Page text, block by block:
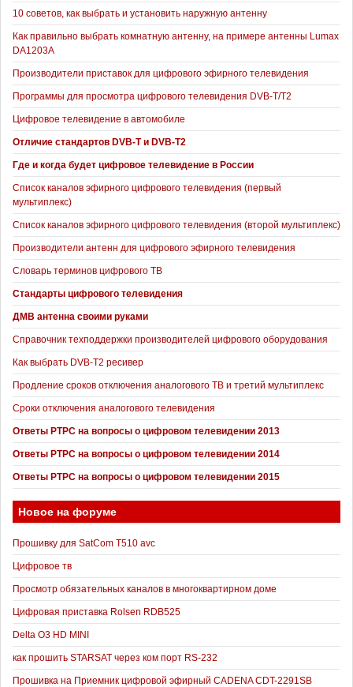
10 советов, как выбрать и установить наружную антенну
Как правильно выбрать комнатную антенну, на примере антенны Lumax
DA1203А
Производители приставок для цифрового эфирного телевидения
Программы для просмотра цифрового телевидения DVB-T/T2
Цифровое телевидение в автомобиле
Отличие стандартов DVB-T и DVB-T2
Где и когда будет цифровое телевидение в России
Список каналов эфирного цифрового телевидения (первый
мультиплекс)
Список каналов эфирного цифрового телевидения (второй мультиплекс)
Производители антенн для цифрового эфирного телевидения
Словарь терминов цифрового ТВ
Стандарты цифрового телевидения
ДМВ антенна своими руками
Справочник техподдержки производителей цифрового оборудования
Как выбрать DVB-T2 ресивер
Продление сроков отключения аналогового ТВ и третий мультиплекс
Сроки отключения аналогового телевидения
Ответы РТРС на вопросы о цифровом телевидении 2013
Ответы РТРС на вопросы о цифровом телевидении 2014
Ответы РТРС на вопросы о цифровом телевидении 2015
Новое на форуме
Прошивку для SatCom T510 avc
Цифровое тв
Просмотр обязательных каналов в многоквартирном доме
Цифровая приставка Rolsen RDB525
Delta O3 HD MINI
как прошить STARSAT через ком порт RS-232
Прошивка на Приемник цифровой эфирный CADENA CDT-2291SB